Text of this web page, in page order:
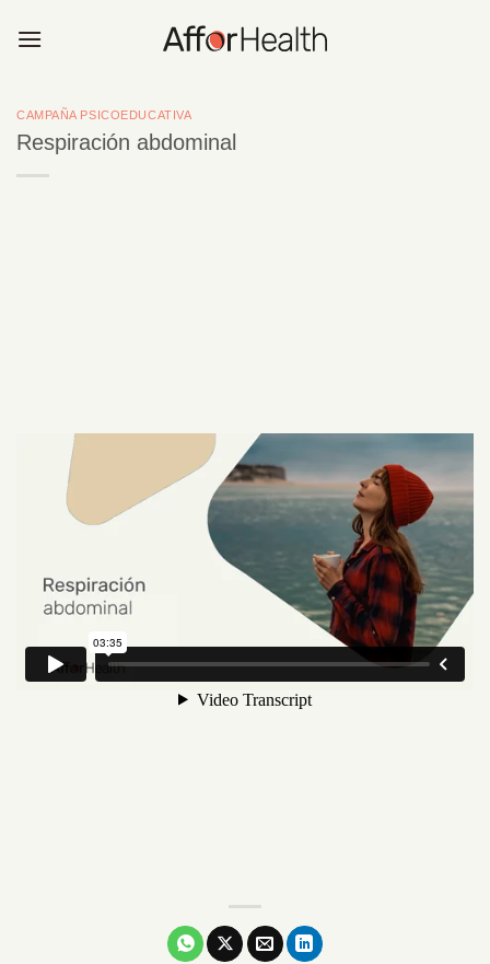
CAMPAÑA PSICOEDUCATIVA
Respiración abdominal